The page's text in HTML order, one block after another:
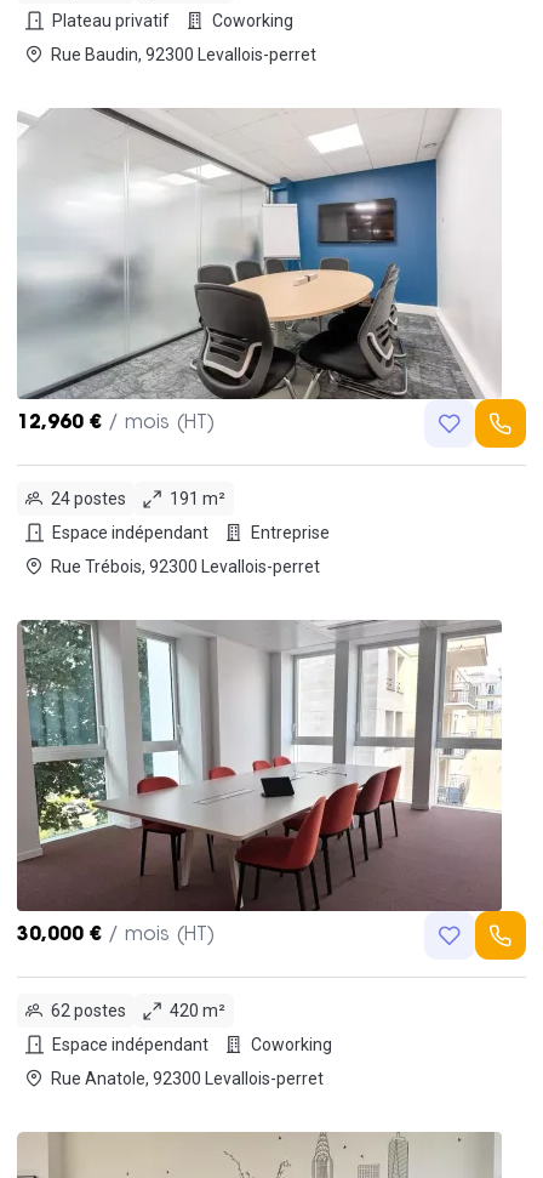
Plateau privatif
Coworking
Rue Baudin, 92300 Levallois-perret
12,960 € / mois (HT)
24 postes
191 m²
Espace indépendant
Entreprise
Rue Trébois, 92300 Levallois-perret
30,000 € / mois (HT)
62 postes
420 m²
Espace indépendant
Coworking
Rue Anatole, 92300 Levallois-perret